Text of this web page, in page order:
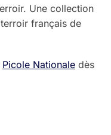
Une collection
français de
Picole Nationale dès